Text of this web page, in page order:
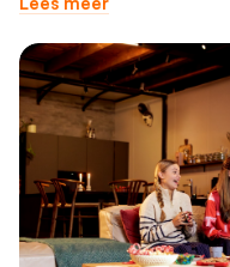
Deze
van